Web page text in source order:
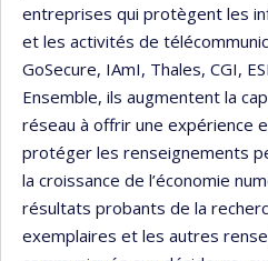
entreprises qui protègent les
et les activités de
GoSecure, IAmI, Thales, CGI,
Ensemble, ils augmentent la
réseau à offrir une expérience
protéger les renseignements
la croissance de l’économie
résultats probants de la
exemplaires et les autres